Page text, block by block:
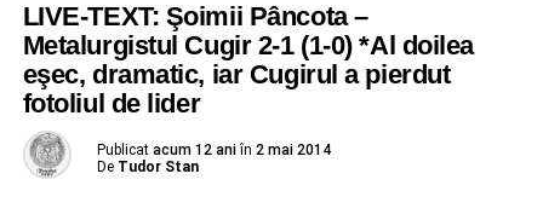
LIVE-TEXT: Şoimii Pâncota –
Metalurgistul Cugir 2-1 (1-0) *Al doilea
eşec, dramatic, iar Cugirul a pierdut
fotoliul de lider
Publicat acum 12 ani în 2 mai 2014
De Tudor Stan